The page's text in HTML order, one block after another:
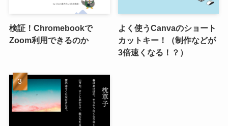
検証！Chromebookで
Zoom利用できるのか
よく使うCanvaのショート
カットキー！（制作などが
3倍速くなる！？）